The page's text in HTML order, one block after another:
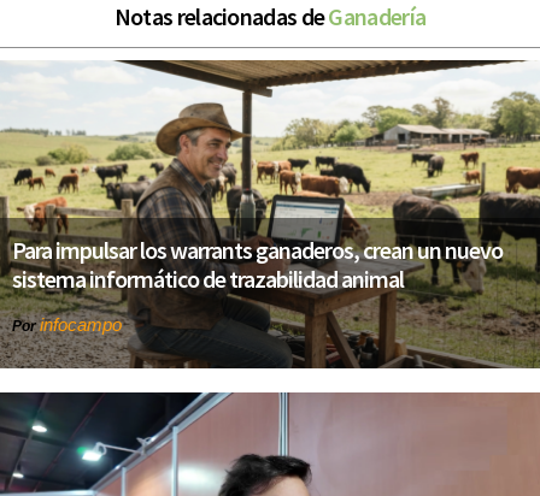
Notas relacionadas deGanadería
Para impulsar los warrants ganaderos, crean un nuevo
sistema informático de trazabilidad animal
Porinfocampo